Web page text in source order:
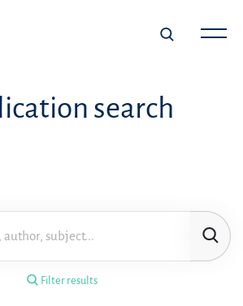
search
Filter results
×